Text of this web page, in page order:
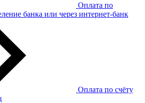
Оплата по
банка или через интернет-банк
Оплата по счёту